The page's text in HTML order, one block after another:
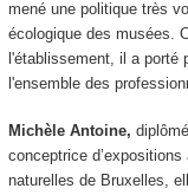
mené une politique très
écologique des musées.
l'établissement, il a porté
l'ensemble des
Michèle Antoine,
conceptrice
naturelles de Bruxelles,